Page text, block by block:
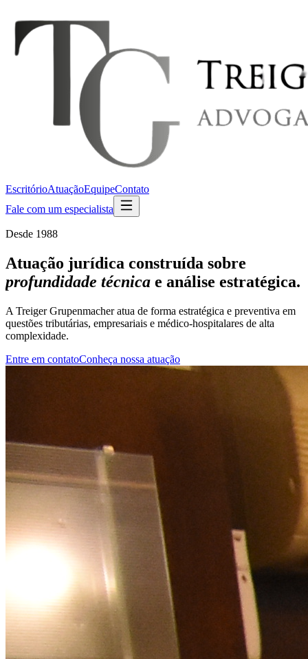
EscritórioAtuaçãoEquipeContato
Fale com um especialista
Desde 1988
Atuação jurídica construída sobre
profundidade técnica e análise estratégica.
A Treiger Grupenmacher atua de forma estratégica e preventiva em
questões tributárias, empresariais e médico-hospitalares de alta
complexidade.
Entre em contatoConheça nossa atuação